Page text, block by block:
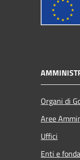
Organi di
Aree
Uffici
Enti e